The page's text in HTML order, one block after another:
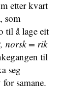
etter kvart
som
til å lage eit
norsk = rik
til
seg
samane.